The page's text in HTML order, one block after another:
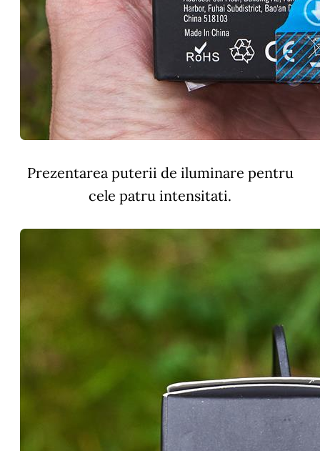
Prezentarea puterii de iluminare pentru
cele patru intensitati.